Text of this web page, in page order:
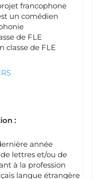
francophone
un comédien
de FLE
classe de FLE
:
année
lettres et/ou de
à la profession
langue étrangère